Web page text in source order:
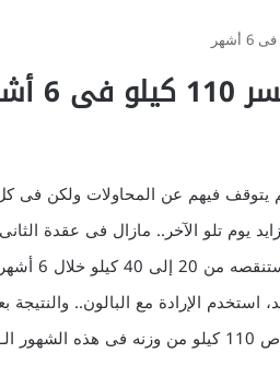
يتوقف فيهم عن المحاولات ولكن فى
يوم تلو الآخر.. مازال فى عقدة
220 كيلو.. النصائح كانت